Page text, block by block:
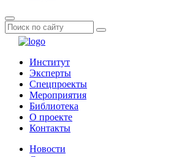
Институт
Эксперты
Спецпроекты
Мероприятия
Библиотека
О проекте
Контакты
Новости